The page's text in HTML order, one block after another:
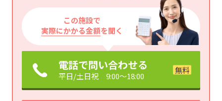
この施設で
実際にかかる金額を聞く
電話で問い合わせる
平日/土日祝 9:00～18:00